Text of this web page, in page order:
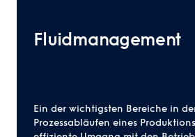
Fluidmanagement
Ein der wichtigsten Bereiche in
Prozessabläufen eines